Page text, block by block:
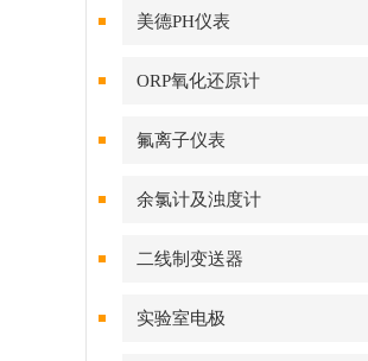
美德PH仪表
ORP氧化还原计
氟离子仪表
余氯计及浊度计
二线制变送器
实验室电极